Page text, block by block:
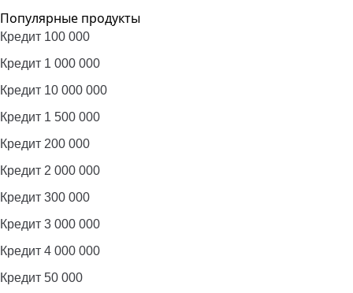
Популярные продукты
Кредит 100 000
Кредит 1 000 000
Кредит 10 000 000
Кредит 1 500 000
Кредит 200 000
Кредит 2 000 000
Кредит 300 000
Кредит 3 000 000
Кредит 4 000 000
Кредит 50 000